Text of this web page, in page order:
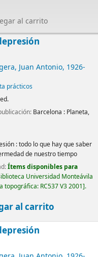
al carrito
Juan Antonio, 1926-
prácticos
Barcelona : Planeta,
: todo lo que hay que saber
de nuestro tiempo
Ítems disponibles para
Universidad Monteávila
topográfica: RC537 V3 2001 .
al carrito